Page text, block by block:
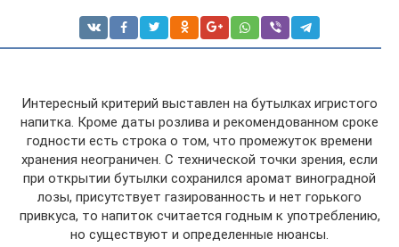
Интересный критерий выставлен на бутылках игристого
напитка. Кроме даты розлива и рекомендованном сроке
годности есть строка о том, что промежуток времени
хранения неограничен. С технической точки зрения, если
при открытии бутылки сохранился аромат виноградной
лозы, присутствует газированность и нет горького
привкуса, то напиток считается годным к употреблению,
но существуют и определенные нюансы.